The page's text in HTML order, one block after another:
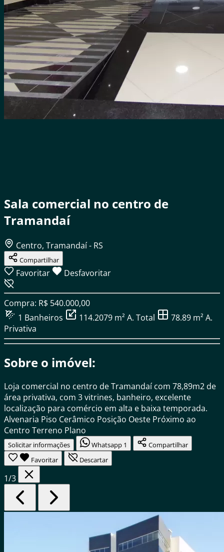
Sala comercial no centro de
Tramandaí
Centro, Tramandaí - RS
Compartilhar
Favoritar Desfavoritar
Compra: R$ 540.000,00
1 Banheiros 114.2079 m² A. Total 78.89 m² A.
Privativa
Sobre o imóvel:
Loja comercial no centro de Tramandaí com 78,89m2 de
área privativa, com 3 vitrines, banheiro, excelente
localização para comércio em alta e baixa temporada.
Alvenaria Piso Cerâmico Posição Oeste Próximo ao
Centro Terreno Plano
Solicitar informações Whatsapp 1
Compartilhar
Favoritar
Descartar
1/3